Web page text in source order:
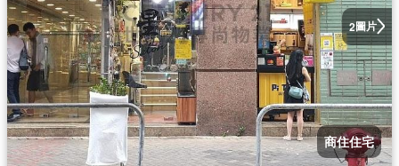
2圖片
商住住宅